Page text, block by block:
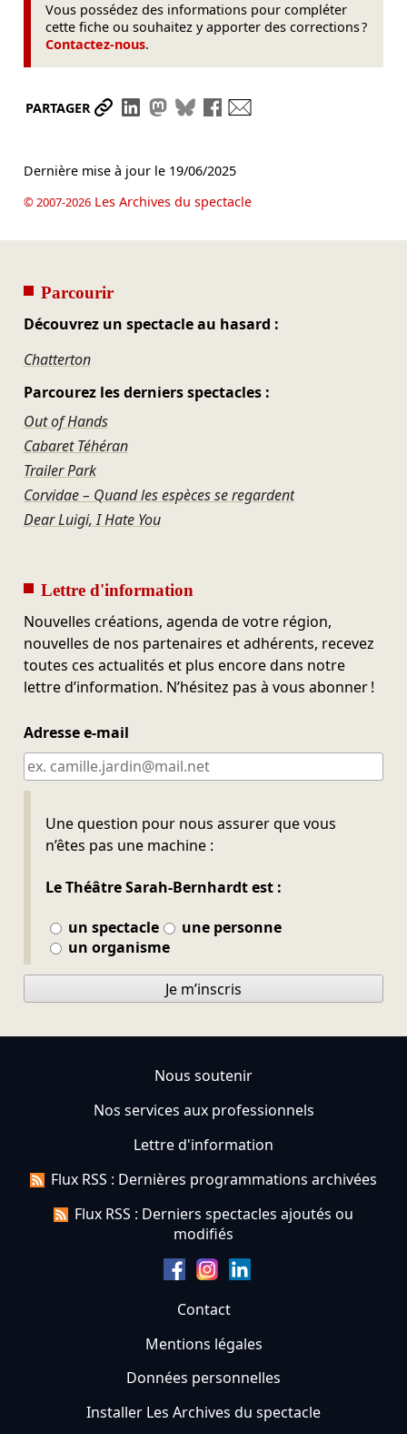
Vous possédez des informations pour compléter
cette fiche ou souhaitez y apporter des corrections ?
Contactez-nous.
PARTAGER Partager le lien
Partager sur LinkedIn
Partager sur Mastodon
Partager sur Bluesky
Partager sur Facebook
Dernière mise à jour le 19/06/2025
© 2007-2026Les Archives du spectacle
Parcourir
Découvrez un spectacle au hasard :
Chatterton
Parcourez les derniers spectacles :
Out of Hands
Cabaret Téhéran
Trailer Park
Corvidae – Quand les espèces se regardent
Dear Luigi, I Hate You
Lettre d'information
Nouvelles créations, agenda de votre région,
nouvelles de nos partenaires et adhérents, recevez
toutes ces actualités et plus encore dans notre
lettre d’information. N’hésitez pas à vous abonner !
Adresse e-mail
Une question pour nous assurer que vous
n’êtes pas une machine :
Le Théâtre Sarah-Bernhardt est :
un spectacle
une personne
un organisme
Ne pas remplir
Je m’inscris
Nous soutenir
Nos services aux professionnels
Lettre d'information
Flux RSS : Dernières programmations archivées
Flux RSS : Derniers spectacles ajoutés ou
modifiés
Contact
Mentions légales
Données personnelles
Installer Les Archives du spectacle